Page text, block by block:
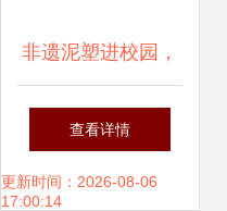
非遗泥塑进校园，
匠心传承绘未来
——扶风县职教中
查看详情
更新时间：2026-08-06
17:00:14